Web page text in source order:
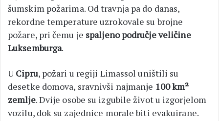
šumskim požarima. Od travnja pa do danas,
rekordne temperature uzrokovale su brojne
požare, pri čemu je spaljeno područje veličine
Luksemburga.
UCipru, požari u regiji Limassol uništili su
desetke domova, sravnivši najmanje 100 km²
zemlje. Dvije osobe su izgubile život u izgorjelom
vozilu, dok su zajednice morale biti evakuirane.